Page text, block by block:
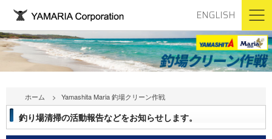
ENGLISH
ホーム Yamashita Maria 釣場クリーン作戦
釣り場清掃の活動報告などをお知らせします。